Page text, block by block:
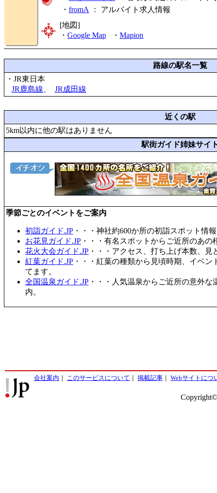
・ fromA ： アルバイト求人情報
[地図]
・ Google Map ・ Mapion
路線の駅名一覧
・JR東日本
JR鹿島線
JR成田線
近くの駅
5km以内に他の駅はありません
駅街ガイド姉妹サイ
季節ごとのイベントをご案内
初詣ガイド.JP ・・・神社約600か所の初詣スポット情
お花見ガイド.JP ・・・有名スポットからご近所のあ
花火大会ガイド.JP ・・・アクセス、打ち上げ本数、
紅葉ガイド.JP ・・・紅葉の種類から見頃時期、イベ
てます。
全国温泉ガイド.JP ・・・人気温泉からご近所の意外
内。
会社案内 ｜ このサービスについて ｜ 掲載記事 ｜ Webサイトにつ